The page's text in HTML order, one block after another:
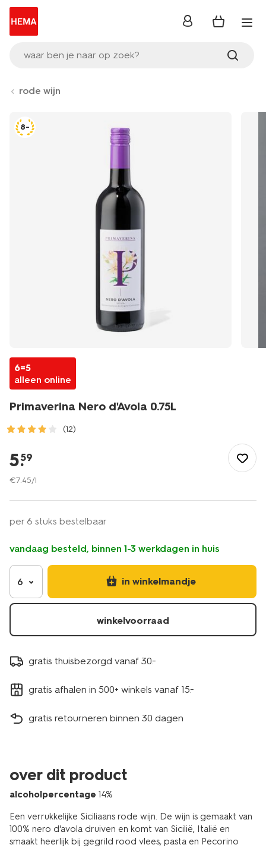
waar ben je naar op zoek?
inloggen
rode wijn
8-
6=5
alleen online
Primaverina Nero d'Avola 0.75L
(12)
drinken/wijn/rode-
wijn/primaverina-
nero-
0.75l-
5.
59
€7.45/l
per 6 stuks bestelbaar
vandaag besteld, binnen 1-3 werkdagen in huis
6 in winkelmandje
winkelvoorraad
gratis thuisbezorgd vanaf 30.-
gratis afhalen in 500+ winkels vanaf 15.-
gratis retourneren binnen 30 dagen
over dit product
alcoholpercentage 14%
Een verrukkelijke Siciliaans rode wijn. De wijn is gemaakt van
100% nero d'avola druiven en komt van Sicilië, Italië en
smaakt heerlijk bij gegrild rood vlees, pasta en Pecorino